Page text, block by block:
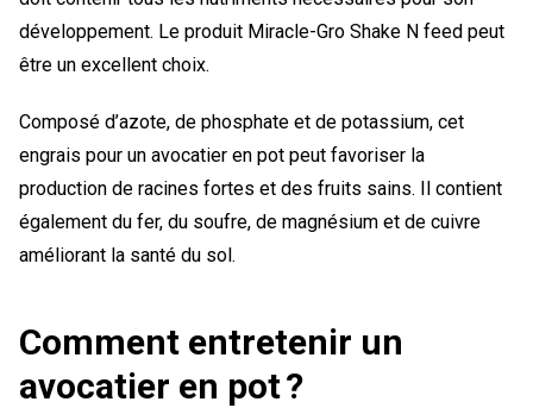
développement. Le produit Miracle-Gro Shake N feed peut
être un excellent choix.
Composé d’azote, de phosphate et de potassium, cet
engrais pour un avocatier en pot peut favoriser la
production de racines fortes et des fruits sains. Il contient
également du fer, du soufre, de magnésium et de cuivre
améliorant la santé du sol.
Comment entretenir un
avocatier en pot ?